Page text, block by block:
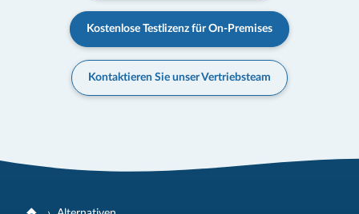
Kostenlose Testlizenz für On-Premises
Kontaktieren Sie unser Vertriebsteam